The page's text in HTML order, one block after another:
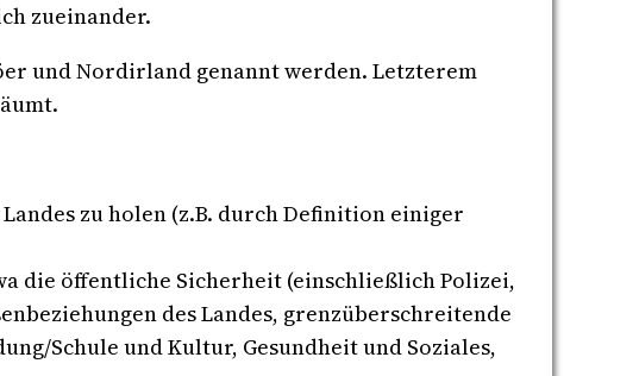
zueinander.
und Nordirland genannt werden. Letzterem
zu holen (z.B. durch Definition einiger
die öffentliche Sicherheit (einschließlich Polizei,
des Landes, grenzüberschreitende
Schule und Kultur, Gesundheit und Soziales,